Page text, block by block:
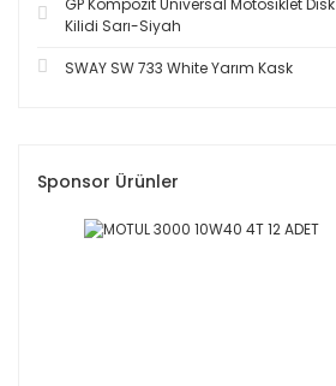
GP Kompozit Universal Motosiklet Disk
Kilidi Sarı-Siyah
SWAY SW 733 White Yarım Kask
Sponsor Ürünler